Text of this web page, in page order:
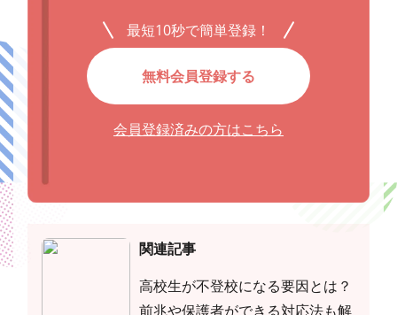
最短10秒で簡単登録！
無料会員登録する
会員登録済みの方はこちら
関連記事
高校生が不登校になる要因とは？
前兆や保護者ができる対応法も解